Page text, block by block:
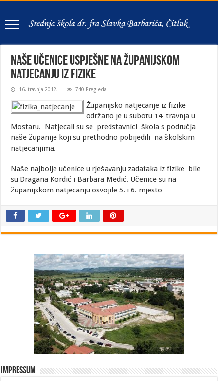
Naše učenice uspješne na županijskom
natjecanju iz fizike
16. travnja 2012. 740 Pregleda
Županijsko natjecanje iz fizike
održano je u subotu 14. travnja u
Mostaru. Natjecali su se predstavnici škola s područja
naše županije koji su prethodno pobijedili na školskim
natjecanjima.
Naše najbolje učenice u rješavanju zadataka iz fizike bile
su Dragana Kordić i Barbara Medić. Učenice su na
županijskom natjecanju osvojile 5. i 6. mjesto.
Impressum